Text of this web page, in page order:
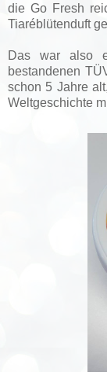
die Go Fresh
Tiaréblütenduft
Das war also
bestandenen
schon 5 Jahre
Weltgeschichte